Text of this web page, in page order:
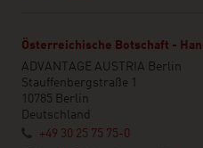
Österreichische Botschaft -
ADVANTAGE AUSTRIA Berlin
Stauffenbergstraße 1
10785 Berlin
Deutschland
+49 30 25 75 75-0